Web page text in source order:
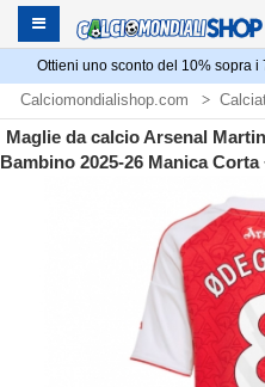
Ottieni uno sconto del 10% sopra
Calciomondialishop.com
Maglie da calcio Arsenal
Bambino 2025-26 Manica